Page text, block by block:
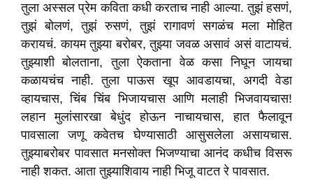
तुला अस्सल प्रेम कविता कधी करताच नाही आल्या. तुझं हसणं,
तुझं बोलणं, तुझं रुसणं, तुझं रागावणं सगळंच मला मोहित
करायचं. कायम तुझ्या बरोबर, तुझ्या जवळ असावं असं वाटायचं.
तुझ्याशी बोलताना, तुला ऐकताना वेळ कसा निघून जायचा
कळायचंच नाही. तुला पाऊस खूप आवडायचा, अगदी वेडा
व्हायचास, चिंब चिंब भिजायचास आणि मलाही भिजवायचास!
लहान मुलांसारखा बेधुंद होऊन नाचायचास, हात फैलावून
पावसाला जणू कवेतच घेण्यासाठी आसुसलेला असायचास.
तुझ्याबरोबर पावसात मनसोक्त भिजण्याचा आनंद कधीच विसरू
नाही शकत. आता तुझ्याशिवाय नाही भिजू वाटत रे पावसात.